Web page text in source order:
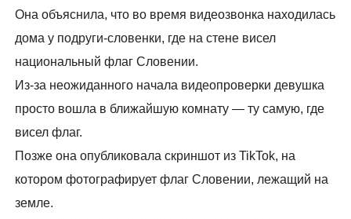
Она объяснила, что во время видеозвонка находилась
дома у подруги-словенки, где на стене висел
национальный флаг Словении.
Из-за неожиданного начала видеопроверки девушка
просто вошла в ближайшую комнату — ту самую, где
висел флаг.
Позже она опубликовала скриншот из TikTok, на
котором фотографирует флаг Словении, лежащий на
земле.